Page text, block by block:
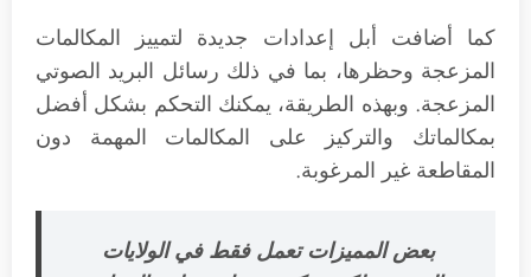
كما أضافت أبل إعدادات جديدة لتمييز المكالمات
المزعجة وحظرها، بما في ذلك رسائل البريد الصوتي
المزعجة. وبهذه الطريقة، يمكنك التحكم بشكل أفضل
بمكالماتك والتركيز على المكالمات المهمة دون
المقاطعة غير المرغوبة.
بعض المميزات تعمل فقط في الولايات